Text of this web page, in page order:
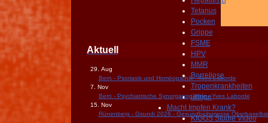
Tetanus
Pocken
Grippe
FSME
HPV
MMR
Borreliose
Tropenkrankheiten
übrige
Macht Impfen Krank?
KIGGS Studie Video
Aktuell
29. Aug
Bern - Psoriasis und Homöopathik - Yves Laborde
7. Nov
Bern - Psychiatrische Synorganopathie - Yves Laborde
15. Nov
Rünenberg - Gsundi 2026 - Gesundheitsmesse